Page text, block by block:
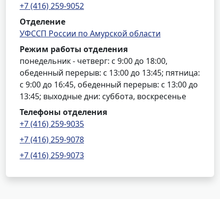
+7 (416) 259-9052
Отделение
УФССП России по Амурской области
Режим работы отделения
понедельник - четверг: с 9:00 до 18:00,
обеденный перерыв: с 13:00 до 13:45; пятница:
с 9:00 до 16:45, обеденный перерыв: с 13:00 до
13:45; выходные дни: суббота, воскресенье
Телефоны отделения
+7 (416) 259-9035
+7 (416) 259-9078
+7 (416) 259-9073